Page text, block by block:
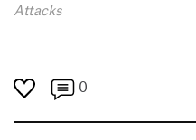
Attacks
0